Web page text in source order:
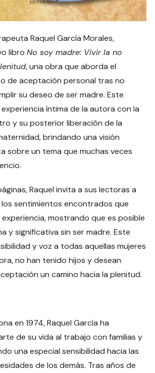
Raquel García Morales,
libroNo soy madre: Vivir la no
, una obra que aborda el
de aceptación personal tras no
su deseo de ser madre. Este
íntima de la autora con la
y su posterior liberación de la
brindando una visión
sobre un tema que muchas veces
Raquel invita a sus lectoras a
sentimientos encontrados que
mostrando que es posible
y significativa sin ser madre. Este
y voz a todas aquellas mujeres
no han tenido hijos y desean
un camino hacia la plenitud.
en 1974, Raquel García ha
de su vida al trabajo con familias y
una especial sensibilidad hacia las
de los demás. Tras años de